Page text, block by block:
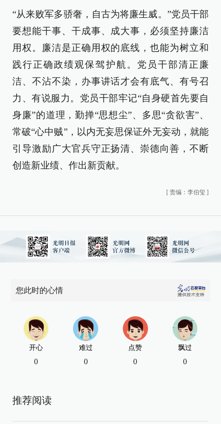
“从来败军多骄奢，自古为将廉生威。”党员干部
要想能干事、干成事、成大事，必须坚持廉洁
用权。廉洁是正确用权的底线，也能为树立和
践行正确政绩观保驾护航。党员干部清正廉
洁、不沾不染，办事讲话才会有底气、有号召
力、有说服力。党员干部牢记“自身硬首先要自
身廉”的道理，勤掸“思想尘”、多思“贪欲害”、
常破“心中贼”，以内无妄思保证外无妄动，就能
引导激励广大官兵守正扬清、崇德向善，不断
创造新业绩、作出新贡献。
[ 责编：李伯玺 ]
您此时的心情
开心
0
难过
0
点赞
0
飘过
0
推荐阅读